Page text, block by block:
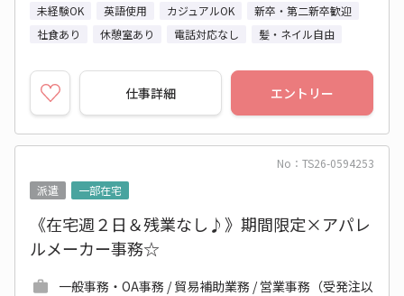
未経験OK 英語使用 カジュアルOK
新卒・第二新卒歓迎
社食あり
休憩室あり 電話対応なし 髪・ネイル自由
仕事詳細 エントリー
No：TS26-0594253
派遣
一部在宅
《在宅週２日＆残業なし♪》期間限定×アパレ
ルメーカー事務☆
一般事務・OA事務 / 貿易補助業務 / 営業事務（受発注以